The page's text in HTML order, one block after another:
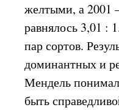
желтыми, а 2001
равнялось 3,01 :
пар сортов.
доминантных и
Мендель
быть